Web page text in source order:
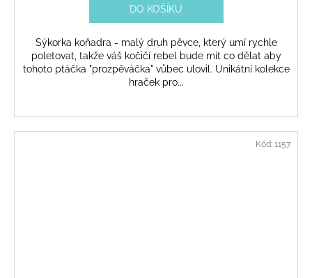
DO KOŠÍKU
Sýkorka koňadra - malý druh pěvce, který umí rychle
poletovat, takže váš kočičí rebel bude mít co dělat aby
tohoto ptáčka "prozpěváčka" vůbec ulovil. Unikátní kolekce
hraček pro...
Kód: 1157